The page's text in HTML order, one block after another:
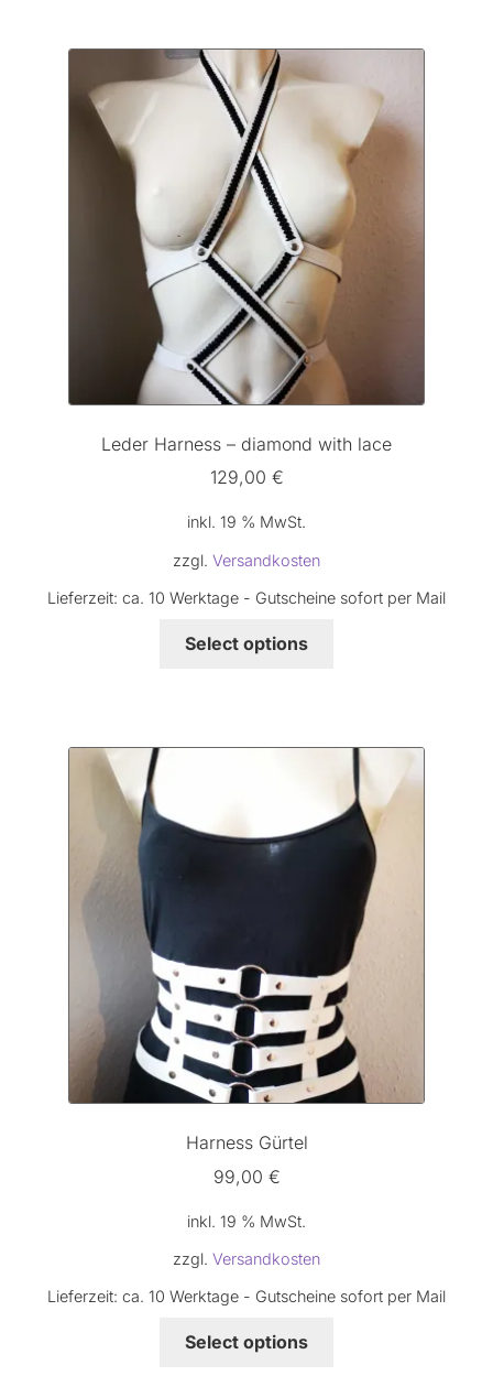
Leder Harness – diamond with lace
129,00 €
inkl. 19 % MwSt.
zzgl. Versandkosten
Lieferzeit: ca. 10 Werktage - Gutscheine sofort per Mail
Select options
Harness Gürtel
99,00 €
inkl. 19 % MwSt.
zzgl. Versandkosten
Lieferzeit: ca. 10 Werktage - Gutscheine sofort per Mail
Select options